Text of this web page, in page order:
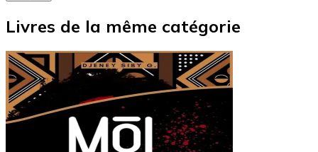
Livres de la même catégorie